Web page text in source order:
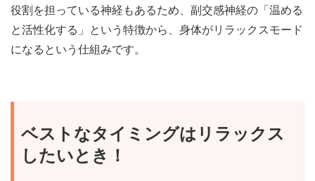
役割を担っている神経もあるため、副交感神経の「温める
と活性化する」という特徴から、身体がリラックスモード
になるという仕組みです。
ベストなタイミングはリラックス
したいとき！